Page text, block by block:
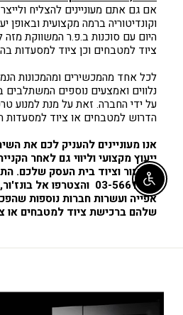
אם גם אתם מעוניינים להצליח
וקונדיטוריה ברמה מקצועית ובאופן
היום עם סוכנות ב.פ.ר המשווקת
ציוד למטבחים וכן ציוד למסעדות
לכל אחד מהמכשירים ומהמכונות
נלווים ואמצעים נוספים
על ידי החברה. זאת על מנת למנוע
הדרוש למטבחים או ציוד למסעדות
אנו מעוניינים להעניק לכם את
ייעוץ מקצועי וליווי גם לאחר
האבזור וציוד בית העסק שלכם.
03-5661081 והצטרפו אל
אפייה ועשרות חברות נוספות
שלהם ברכישת ציוד למטבחים או
Enable accessibility